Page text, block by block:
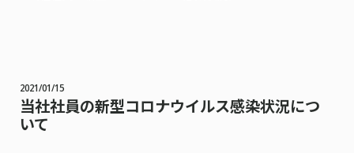
2021/01/15
当社社員の新型コロナウイルス感染状況につ
いて